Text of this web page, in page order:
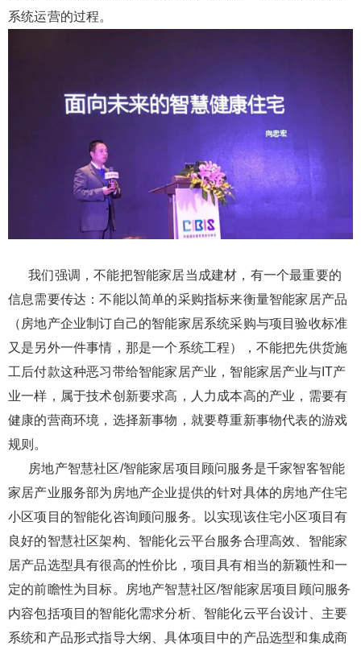
系统运营的过程。
我们强调，不能把智能家居当成建材，有一个最重要的
信息需要传达：不能以简单的采购指标来衡量智能家居产品
（房地产企业制订自己的智能家居系统采购与项目验收标准
又是另外一件事情，那是一个系统工程），不能把先供货施
工后付款这种恶习带给智能家居产业，智能家居产业与IT产
业一样，属于技术创新要求高，人力成本高的产业，需要有
健康的营商环境，选择新事物，就要尊重新事物代表的游戏
规则。
房地产智慧社区/智能家居项目顾问服务是千家智客智能
家居产业服务部为房地产企业提供的针对具体的房地产住宅
小区项目的智能化咨询顾问服务。以实现该住宅小区项目有
良好的智慧社区架构、智能化云平台服务合理高效、智能家
居产品选型具有很高的性价比，项目具有相当的新颖性和一
定的前瞻性为目标。房地产智慧社区/智能家居项目顾问服务
内容包括项目的智能化需求分析、智能化云平台设计、主要
系统和产品形式指导大纲、具体项目中的产品选型和集成商